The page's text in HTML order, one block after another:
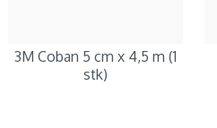
3M Coban 5 cm x 4,5 m (1
stk)